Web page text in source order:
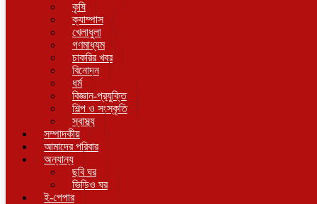
কৃষি
ক্যাম্পাস
খেলাধুলা
গণমাধ্যম
চাকরির খবর
বিনোদন
ধর্ম
বিজ্ঞান-প্রযুক্তি
শিল্প ও সংস্কৃতি
স্বাস্থ্য
সম্পাদকীয়
আমাদের পরিবার
অন্যান্য
ছবি ঘর
ভিডিও ঘর
ই-পেপার